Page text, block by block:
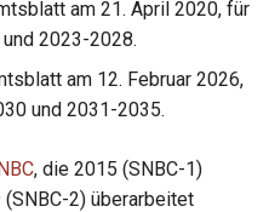
am 21. April 2020, für
2023-2028.
am 12. Februar 2026,
und 2031-2035.
, die 2015 (SNBC-1)
2) überarbeitet